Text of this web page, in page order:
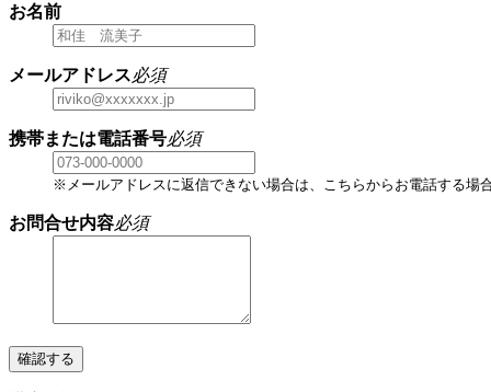
お名前
メールアドレス必須
携帯または電話番号必須
※メールアドレスに返信できない場合は、こちらからお電話する場
お問合せ内容必須
確認する